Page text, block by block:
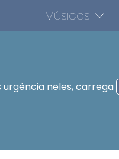
Músicas
neles, carrega